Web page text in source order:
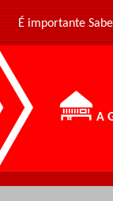
É importante
A